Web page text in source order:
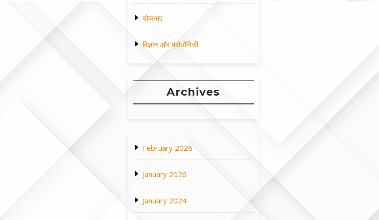
योजनाए
विज्ञान और प्रोधौगिकी
Archives
February 2026
January 2026
January 2024